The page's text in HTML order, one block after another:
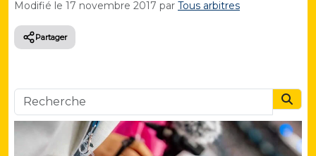
Modifié le 17 novembre 2017 par Tous arbitres
Partager